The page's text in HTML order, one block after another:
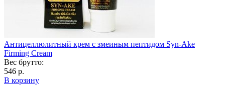
Антицеллюлитный крем с змеиным пептидом Syn-Ake
Firming Cream
Вес брутто:
546 р.
В корзину